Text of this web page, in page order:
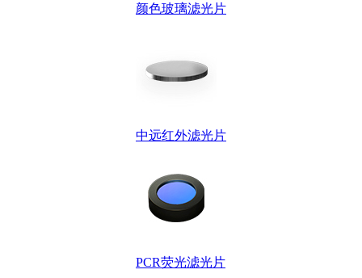
颜色玻璃滤光片
中远红外滤光片
PCR荧光滤光片